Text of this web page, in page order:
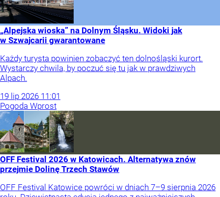
„Alpejska wioska” na Dolnym Śląsku. Widoki jak
w Szwajcarii gwarantowane
Każdy turysta powinien zobaczyć ten dolnośląski kurort.
Wystarczy chwila, by poczuć się tu jak w prawdziwych
Alpach.
19 lip 2026 11:01
Pogoda Wprost
OFF Festival 2026 w Katowicach. Alternatywa znów
przejmie Dolinę Trzech Stawów
OFF Festival Katowice powróci w dniach 7–9 sierpnia 2026